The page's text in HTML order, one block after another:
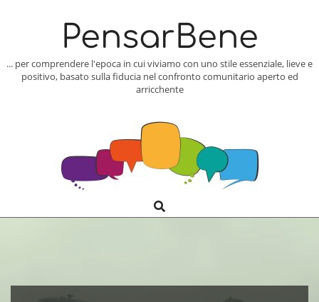
PensarBene
... per comprendere l'epoca in cui viviamo con uno stile essenziale, lieve e
positivo, basato sulla fiducia nel confronto comunitario aperto ed
arricchente
Navigation
Search